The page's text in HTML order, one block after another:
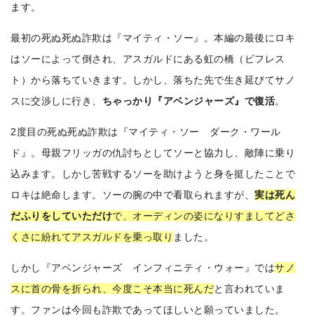
ます。
最初の死ぬ死ぬ詐欺は『マイティ・ソー』。本編の最後にロキ
はソーによって倒され、アスガルドにある虹の橋（ビフレス
ト）から落ちていきます。しかし、落ちた先で生き延びてサノ
スに交渉しに行き、 ちゃっかり『アベンジャーズ』で復活。
2度目の死ぬ死ぬ詐欺は『マイティ・ソー ダーク・ワール
ド』。母親フリッガの仇討ちとしてソーと協力し、敵陣に乗り
込みます。しかし苦戦するソーを助けようと身を挺したことで
ロキは絶命します。ソーの腕の中で看取られますが、実は死ん
だふりをしていただけで、オーディンの姿になりすましてどさ
くさに紛れてアスガルドを乗っ取り ました。
しかし『アベンジャーズ インフィニティ・ウォー』ではサノ
スに首の骨を折られ、今度こそ本当に死んだと言われていま
す。ファンは今回も詐欺であってほしいと願っていました。